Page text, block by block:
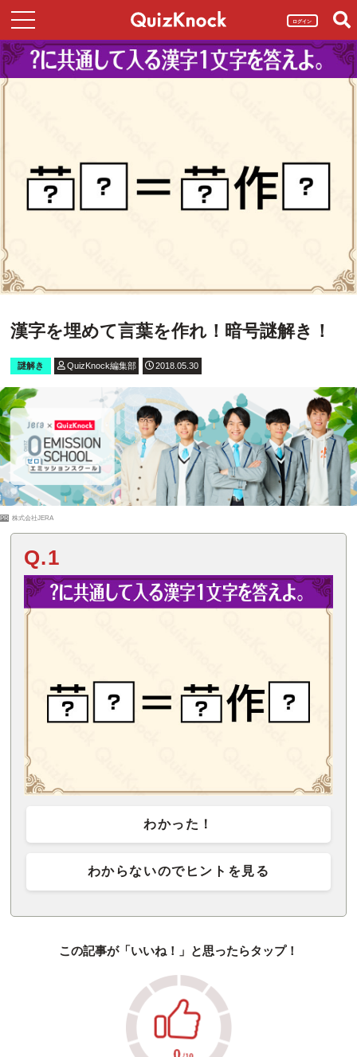
ログイン
漢字を埋めて言葉を作れ！暗号謎解き！
謎解き QuizKnock編集部 2018.05.30
PR 株式会社JERA
Q.1
わかった！
わからないのでヒントを見る
この記事が「いいね！」と思ったらタップ！